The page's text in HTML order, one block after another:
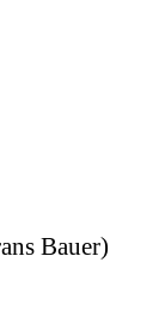
Bauer)